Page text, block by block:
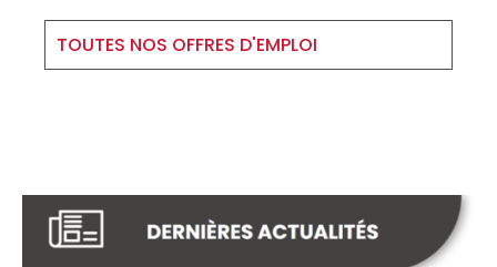
TOUTES NOS OFFRES D'EMPLOI